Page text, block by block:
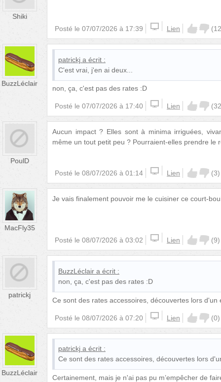
Shiki
Posté le 07/07/2026 à 17:39 Lien (12
BuzzLéclair
patrickj a écrit :
C'est vrai, j'en ai deux...
non, ça, c'est pas des rates :D
Posté le 07/07/2026 à 17:40 Lien (32
PoulD
Aucun impact ? Elles sont à minima irriguées,
même un tout petit peu ? Pourraient-elles prendre le
Posté le 08/07/2026 à 01:14 Lien (3)
MacFly35
Je vais finalement pouvoir me le cuisiner ce court-
Posté le 08/07/2026 à 03:02 Lien (9)
patrickj
BuzzLéclair a écrit :
non, ça, c'est pas des rates :D
Ce sont des rates accessoires, découvertes lors d'un
Posté le 08/07/2026 à 07:20 Lien (0)
BuzzLéclair
patrickj a écrit :
Ce sont des rates accessoires, découvertes lors
Certainement, mais je n'ai pas pu m’empêcher de